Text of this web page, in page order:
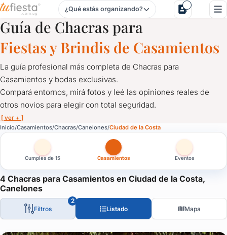
Chacras para Casamientos en Ciudad de la Costa,
¿Qué estás organizando?
Guía de Chacras para
Fiestas y Brindis de Casamientos
La guía profesional más completa de Chacras para
Casamientos y bodas exclusivas.
Compará entornos, mirá fotos y leé las opiniones reales de
otros novios para elegir con total seguridad.
[ ver + ]
Inicio Casamientos Chacras Canelones Ciudad de la Costa
Cumples de 15 Casamientos Eventos
4 Chacras para Casamientos en Ciudad de la Costa,
Canelones
Filtros
2
Listado
Mapa
Chacras para Casamientos en Ciudad de la Costa,
La guía profesional más completa de Chacras para
Compará entornos, mirá fotos y leé las opiniones reales de
Explorá nuestro mapa interactivo y filtrá por ubicación y sus
Armá tu "lista para cotizar", enviá una sola consulta y solicitá
Toda la organización de tu boda comienza acá, respaldada